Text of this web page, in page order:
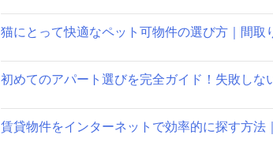
ゲ
ー
シ
ン
猫にとって快適なペット可物件の選び方｜間
初めてのアパート選びを完全ガイド！失敗しな
賃貸物件をインターネットで効率的に探す方法